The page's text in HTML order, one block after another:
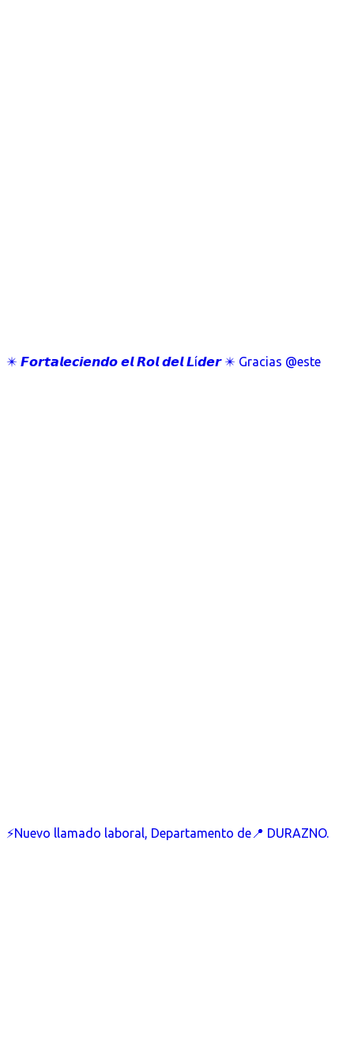
✴️ 𝙁𝙤𝙧𝙩𝙖𝙡𝙚𝙘𝙞𝙚𝙣𝙙𝙤 𝙚𝙡 𝙍𝙤𝙡 𝙙𝙚𝙡 𝙇í𝙙𝙚𝙧 ✴️ Gracias @este
⚡Nuevo llamado laboral, Departamento de📍 DURAZNO.